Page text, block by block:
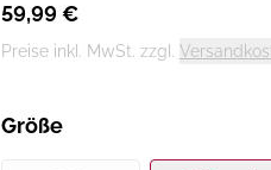
59,99 €
Preise inkl. MwSt. zzgl.
Größe